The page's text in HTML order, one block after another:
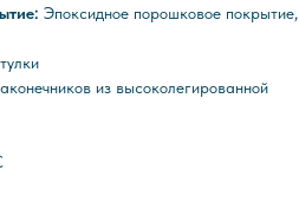
Эпоксидное порошковое покрытие,
из высоколегированной